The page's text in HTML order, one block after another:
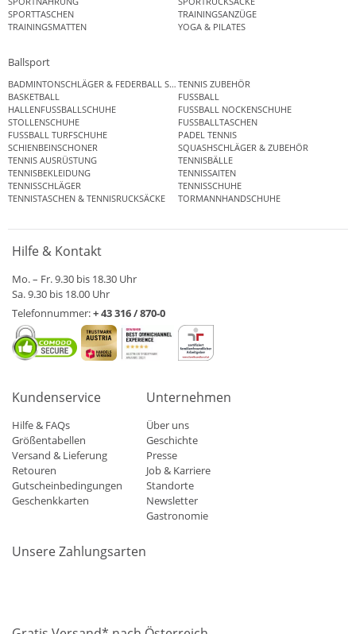
SPORTTASCHEN
TRAININGSANZÜGE
TRAININGSMATTEN
YOGA & PILATES
Ballsport
BADMINTONSCHLÄGER & FEDERBALL SETSTENNIS ZUBEHÖR
BASKETBALL
FUSSBALL
HALLENFUSSBALLSCHUHE
FUSSBALL NOCKENSCHUHE
STOLLENSCHUHE
FUSSBALLTASCHEN
FUSSBALL TURFSCHUHE
PADEL TENNIS
SCHIENBEINSCHONER
SQUASHSCHLÄGER & ZUBEHÖR
TENNIS AUSRÜSTUNG
TENNISBÄLLE
TENNISBEKLEIDUNG
TENNISSAITEN
TENNISSCHLÄGER
TENNISSCHUHE
TENNISTASCHEN & TENNISRUCKSÄCKE
TORMANNHANDSCHUHE
Hilfe & Kontakt
Mo. – Fr. 9.30 bis 18.30 Uhr
Sa. 9.30 bis 18.00 Uhr
Telefonnummer:+ 43 316 / 870-0
Kundenservice
Hilfe & FAQs
Größentabellen
Versand & Lieferung
Retouren
Gutscheinbedingungen
Geschenkkarten
Unternehmen
Über uns
Geschichte
Presse
Job & Karriere
Standorte
Newsletter
Gastronomie
Unsere Zahlungsarten